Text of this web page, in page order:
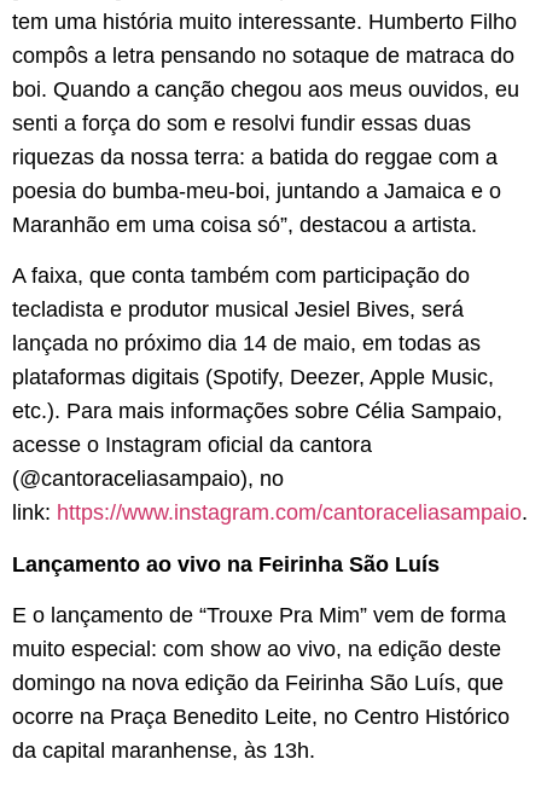
tem uma história muito interessante. Humberto Filho
compôs a letra pensando no sotaque de matraca do
boi. Quando a canção chegou aos meus ouvidos, eu
senti a força do som e resolvi fundir essas duas
riquezas da nossa terra: a batida do reggae com a
poesia do bumba-meu-boi, juntando a Jamaica e o
Maranhão em uma coisa só”, destacou a artista.
A faixa, que conta também com participação do
tecladista e produtor musical Jesiel Bives, será
lançada no próximo dia 14 de maio, em todas as
plataformas digitais (Spotify, Deezer, Apple Music,
etc.). Para mais informações sobre Célia Sampaio,
acesse o Instagram oficial da cantora
(@cantoraceliasampaio), no
link: https://www.instagram.com/cantoraceliasampaio.
Lançamento ao vivo na Feirinha São Luís
E o lançamento de “Trouxe Pra Mim” vem de forma
muito especial: com show ao vivo, na edição deste
domingo na nova edição da Feirinha São Luís, que
ocorre na Praça Benedito Leite, no Centro Histórico
da capital maranhense, às 13h.